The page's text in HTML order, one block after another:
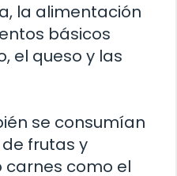
la alimentación
básicos
el queso y las
se consumían
frutas y
carnes como el